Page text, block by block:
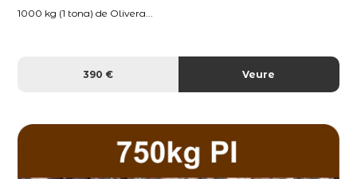
1000 kg (1 tona) de Olivera...
390 € Veure